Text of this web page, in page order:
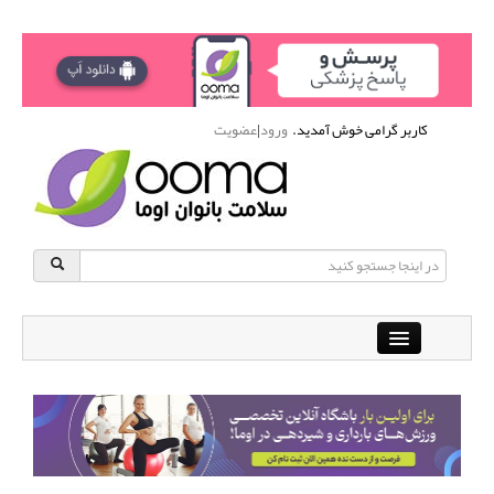
کاربر گرامی خوش آمدید.ورود|عضویت
باشگاه آنلاین ورزشی اوما
دانشنامه سلامت بانوان پرسش و پاسخ